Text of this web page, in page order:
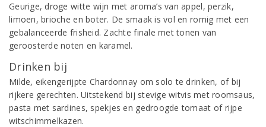
Geurige, droge witte wijn met aroma’s van appel, perzik,
limoen, brioche en boter. De smaak is vol en romig met een
gebalanceerde frisheid. Zachte finale met tonen van
geroosterde noten en karamel.
Drinken bij
Milde, eikengerijpte Chardonnay om solo te drinken, of bij
rijkere gerechten. Uitstekend bij stevige witvis met roomsaus,
pasta met sardines, spekjes en gedroogde tomaat of rijpe
witschimmelkazen.